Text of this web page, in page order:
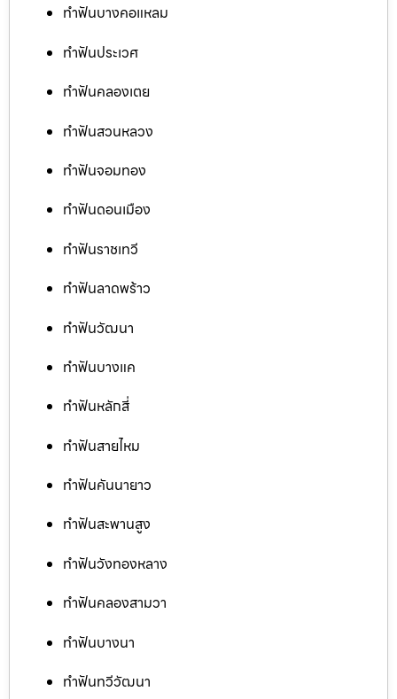
ทำฟันบางคอแหลม
ทำฟันประเวศ
ทำฟันคลองเตย
ทำฟันสวนหลวง
ทำฟันจอมทอง
ทำฟันดอนเมือง
ทำฟันราชเทวี
ทำฟันลาดพร้าว
ทำฟันวัฒนา
ทำฟันบางแค
ทำฟันหลักสี่
ทำฟันสายไหม
ทำฟันคันนายาว
ทำฟันสะพานสูง
ทำฟันวังทองหลาง
ทำฟันคลองสามวา
ทำฟันบางนา
ทำฟันทวีวัฒนา